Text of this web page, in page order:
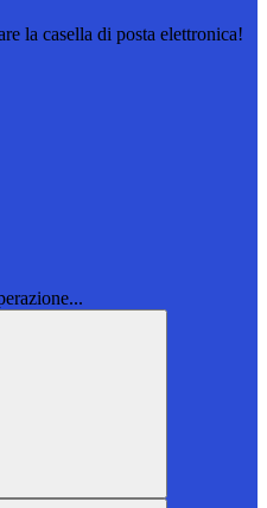
la casella di posta elettronica!